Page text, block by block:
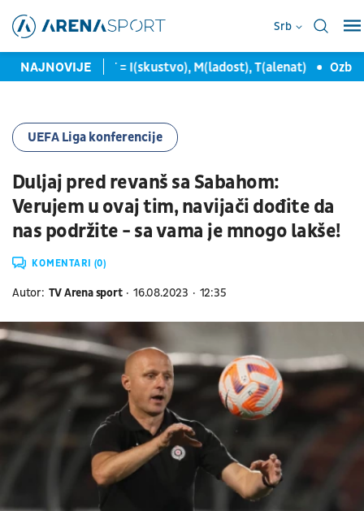
Srb
NAJNOVIJEIMT = I(skustvo), M(ladost), T(alenat)
UEFA Liga konferencije
Duljaj pred revanš sa Sabahom:
Verujem u ovaj tim, navijači dođite da
nas podržite - sa vama je mnogo lakše!
KOMENTARI (0)
Autor: TV Arena sport 16.08.2023 12:35